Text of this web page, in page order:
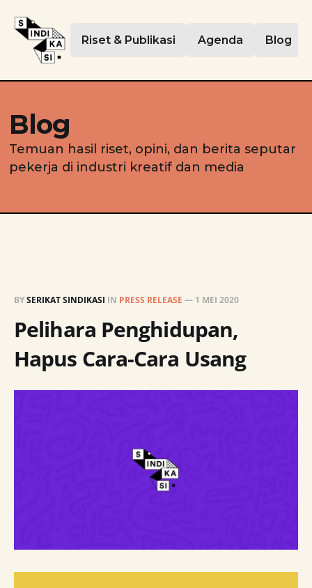
Riset & Publikasi Agenda Blog
Blog
Temuan hasil riset, opini, dan berita seputar
pekerja di industri kreatif dan media
BYSERIKAT SINDIKASI IN PRESS RELEASE — 1 MEI 2020
Pelihara Penghidupan,
Hapus Cara-Cara Usang